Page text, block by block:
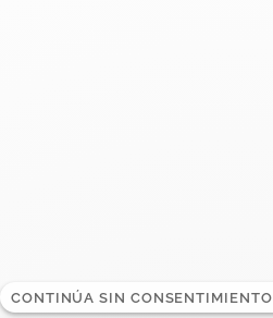
Island Plaza
CONTINÚA SIN CONSENTIMIENTO